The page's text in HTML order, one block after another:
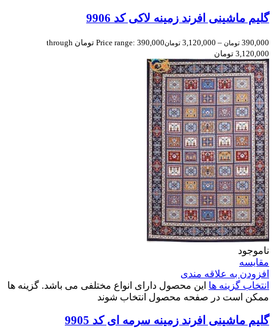
گلیم ماشینی افرند زمینه لاکی کد 9906
390,000 تومان –
3,120,000 تومان
Price range: 390,000 تومان through
3,120,000 تومان
ناموجود
مقایسه
افزودن به علاقه مندی
انتخاب گزینه ها این محصول دارای انواع مختلفی می باشد. گزینه ها
ممکن است در صفحه محصول انتخاب شوند
گلیم ماشینی افرند زمینه سرمه ای کد 9905